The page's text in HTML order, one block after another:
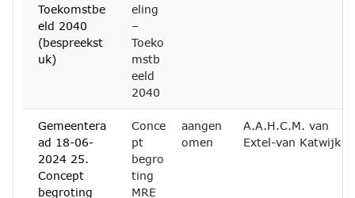
Toekomstbe
eld 2040
(bespreekst
uk)
eling
–
Toeko
mstb
eeld
2040
Gemeentera
ad 18-06-
2024 25.
Concept
begroting
Conce
pt
begro
ting
MRE
aangen
omen
A.A.H.C.M. van
Extel-van Katwijk